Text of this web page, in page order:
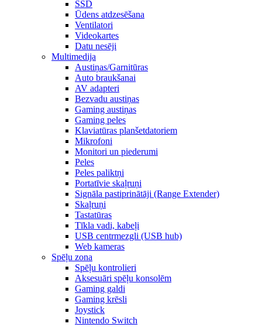
SSD
Ūdens atdzesēšana
Ventilatori
Videokartes
Datu nesēji
Multimedija
Austiņas/Garnitūras
Auto braukšanai
AV adapteri
Bezvadu austiņas
Gaming austiņas
Gaming peles
Klaviatūras planšetdatoriem
Mikrofoni
Monitori un piederumi
Peles
Peles paliktņi
Portatīvie skaļruņi
Signāla pastiprinātāji (Range Extender)
Skaļruņi
Tastatūras
Tīkla vadi, kabeļi
USB centrmezgli (USB hub)
Web kameras
Spēļu zona
Spēļu kontrolieri
Aksesuāri spēļu konsolēm
Gaming galdi
Gaming krēsli
Joystick
Nintendo Switch